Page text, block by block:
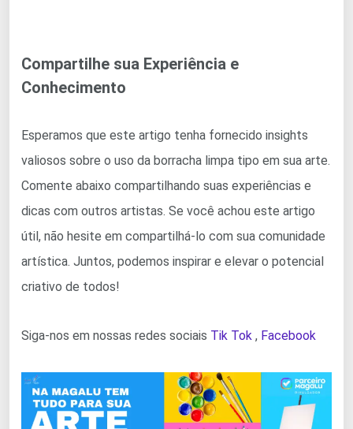
Compartilhe sua Experiência e
Conhecimento
Esperamos que este artigo tenha fornecido insights
valiosos sobre o uso da borracha limpa tipo em sua arte.
Comente abaixo compartilhando suas experiências e
dicas com outros artistas. Se você achou este artigo
útil, não hesite em compartilhá-lo com sua comunidade
artística. Juntos, podemos inspirar e elevar o potencial
criativo de todos!
Siga-nos em nossas redes sociais Tik Tok , Facebook